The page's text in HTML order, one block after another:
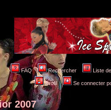
FAQ Rechercher Liste
Profil Se connecter
2007